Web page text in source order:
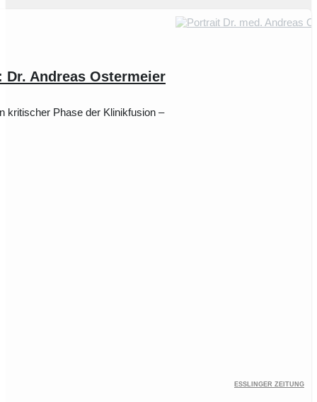
Andreas Ostermeier
kritischer Phase der Klinikfusion –
Esslinger Zeitung